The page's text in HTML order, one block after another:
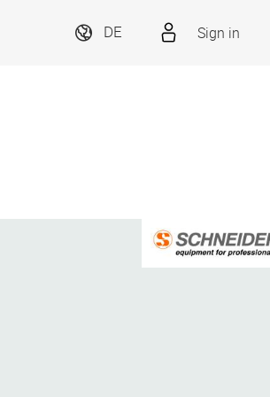
DE Sign in